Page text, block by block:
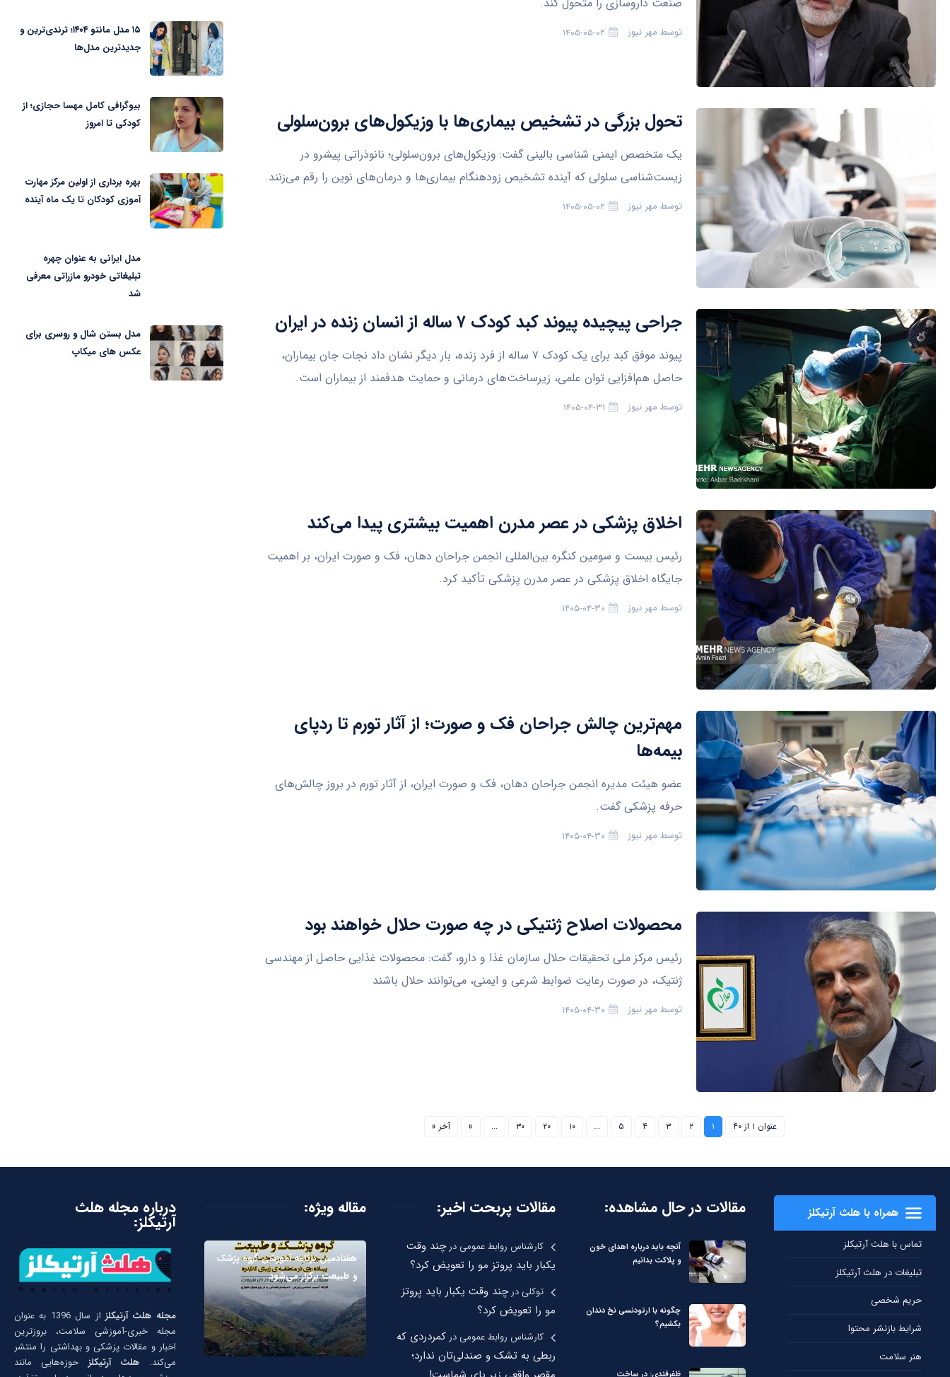
توسط مهر نیوز ۱۴۰۵-۰۵-۰۲
تحول بزرگی در تشخیص بیماری‌ها با وزیکول‌های برون‌سلولی
یک متخصص ایمنی شناسی بالینی گفت: وزیکول‌های برون‌سلولی؛ نانوذراتی پیشرو در
زیست‌شناسی سلولی که آینده تشخیص زودهنگام بیماری‌ها و درمان‌های نوین را رقم می‌زنند.
توسط مهر نیوز ۱۴۰۵-۰۵-۰۲
جراحی پیچیده پیوند کبد کودک ۷ ساله از انسان زنده در ایران
پیوند موفق کبد برای یک کودک ۷ ساله از فرد زنده، بار دیگر نشان داد نجات جان بیماران،
حاصل هم‌افزایی توان علمی، زیرساخت‌های درمانی و حمایت هدفمند از بیماران است.
توسط مهر نیوز ۱۴۰۵-۰۴-۳۱
اخلاق پزشکی در عصر مدرن اهمیت بیشتری پیدا می‌کند
رئیس بیست و سومین کنگره بین‌المللی انجمن جراحان دهان، فک و صورت ایران، بر اهمیت
جایگاه اخلاق پزشکی در عصر مدرن پزشکی تأکید کرد.
توسط مهر نیوز ۱۴۰۵-۰۴-۳۰
مهم‌ترین چالش جراحان فک و صورت؛ از آثار تورم تا ردپای
بیمه‌ها
عضو هیئت مدیره انجمن جراحان دهان، فک و صورت ایران، از آثار تورم در بروز چالش‌های
حرفه پزشکی گفت.
توسط مهر نیوز ۱۴۰۵-۰۴-۳۰
محصولات اصلاح ژنتیکی در چه صورت حلال خواهند بود
رئیس مرکز ملی تحقیقات حلال سازمان غذا و دارو، گفت: محصولات غذایی حاصل از مهندسی
ژنتیک، در صورت رعایت ضوابط شرعی و ایمنی، می‌توانند حلال باشند
توسط مهر نیوز ۱۴۰۵-۰۴-۳۰
عنوان ۱ از ۴۰ ۱ ۲ ۳ ۴ ۵ ... ۱۰ ۲۰ ۳۰ ...
» آخر »
۱۵ مدل مانتو ۱۴۰۴؛ ترندی‌ترین و
جدیدترین مدل‌ها
بیوگرافی کامل مهسا حجازی؛ از
کودکی تا امروز
بهره برداری از اولین مرکز مهارت
آموزی کودکان تا یک ماه آینده
مدل ایرانی به عنوان چهره
تبلیغاتی خودرو مازراتی معرفی
شد
مدل بستن شال و روسری برای
عکس های میکاپ
همراه با هلث آرتیکلز
تماس با هلث آرتیکلز
تبلیغات در هلث آرتیکلز
حریم شخصی
شرایط بازنشر محتوا
هنر سلامت
مقالات در حال مشاهده:
آنچه باید درباره اهدای خون
و پلاکت بدانیم
چگونه با ارتودنسی نخ دندان
بکشیم؟
مقالات پربحت اخیر:
کارشناس روابط عمومیدرچند وقت
یکبار باید پروتز مو را تعویض کرد؟
توکلیدرچند وقت یکبار باید پروتز
مو را تعویض کرد؟
کارشناس روابط عمومیدر کمردردی که
ربطی به تشک و صندلی‌تان ندارد؛
مقاله ویژه:
هفتادمین برنامه آموزشی گروه پزشک
و طبیعت برگزار می‌شود
درباره مجله هلث
آرتیکلز:
مجله هلث آرتیکلز
از سال 1396 به عنوان
مجله خبری-آموزشی سلامت، بروزترین
اخبار و مقالات پزشکی و بهداشتی را منتشر
می‌کند. هلث آرتیکلز حوزه‌هایی مانند